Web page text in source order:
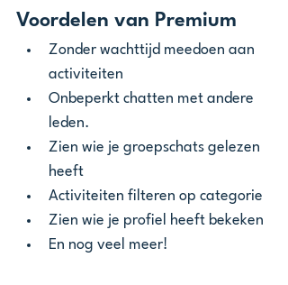
Voordelen van Premium
Zonder wachttijd meedoen aan
activiteiten
Onbeperkt chatten met andere
leden.
Zien wie je groepschats gelezen
heeft
Activiteiten filteren op categorie
Zien wie je profiel heeft bekeken
En nog veel meer!